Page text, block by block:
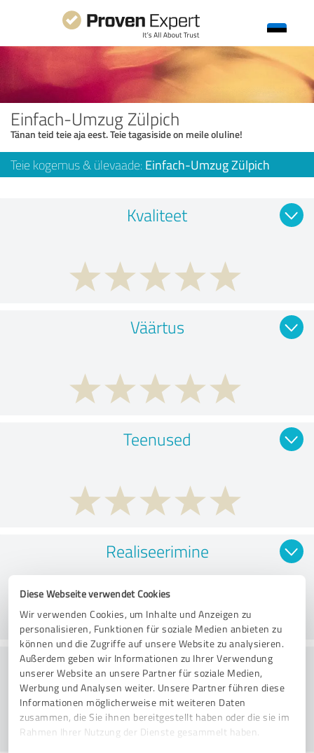
Diese Webseite verwendet Cookies
Wir verwenden Cookies, um Inhalte und Anzeigen zu
personalisieren, Funktionen für soziale Medien anbieten zu
können und die Zugriffe auf unsere Website zu analysieren.
Außerdem geben wir Informationen zu Ihrer Verwendung
unserer Website an unsere Partner für soziale Medien,
Werbung und Analysen weiter. Unsere Partner führen diese
Informationen möglicherweise mit weiteren Daten
zusammen, die Sie ihnen bereitgestellt haben oder die sie im
Rahmen Ihrer Nutzung der Dienste gesammelt haben.
Einfach-Umzug Zülpich
Tänan teid teie aja eest. Teie tagasiside on meile oluline!
Teie kogemus & ülevaade: Einfach-Umzug Zülpich
Kvaliteet
Väärtus
Teenused
Realiseerimine
Konsultatsioon